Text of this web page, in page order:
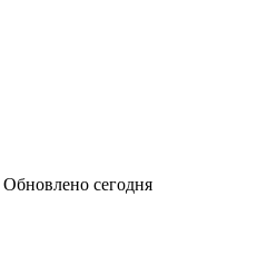
Обновлено сегодня